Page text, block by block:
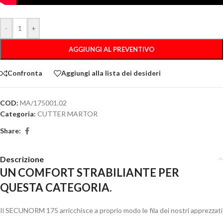
- +
AGGIUNGI AL PREVENTIVO
Confronta Aggiungi alla lista dei desideri
COD: MA/175001.02
Categoria: CUTTER MARTOR
Share:
Descrizione
UN COMFORT STRABILIANTE PER
QUESTA CATEGORIA.
Il SECUNORM 175 arricchisce a proprio modo le fila dei nostri apprezzati